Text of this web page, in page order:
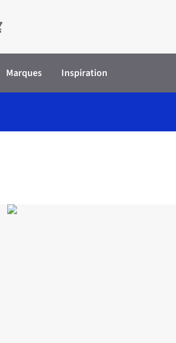
Shopping cart
Marques Inspiration